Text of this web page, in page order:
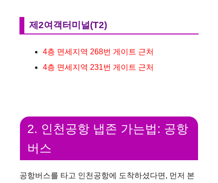
제2여객터미널(T2)
4층 면세지역 268번 게이트 근처
4층 면세지역 231번 게이트 근처
2. 인천공항 냅존 가는법: 공항
버스
공항버스를 타고 인천공항에 도착하셨다면, 먼저 본